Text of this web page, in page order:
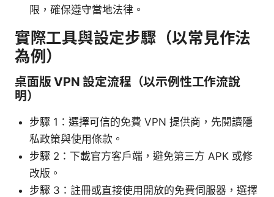
限，確保遵守當地法律。
實際工具與設定步驟（以常見作法
為例）
桌面版 VPN 設定流程（以示例性工作流說
明）
步驟 1：選擇可信的免費 VPN 提供商，先閱讀隱
私政策與使用條款。
步驟 2：下載官方客戶端，避免第三方 APK 或修
改版。
步驟 3：註冊或直接使用開放的免費伺服器，選擇